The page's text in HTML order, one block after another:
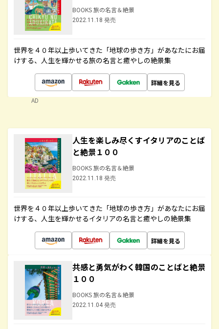
BOOKS 旅の名言＆絶景
2022.11.18 発売
世界を４０年以上歩いてきた「地球の歩き方」があなたにお届
けする、人生を輝かせる旅の名言と癒やしの絶景集
詳細を見る
AD
人生を楽しみ尽くすイタリアのことば
と絶景１００
BOOKS 旅の名言＆絶景
2022.11.18 発売
世界を４０年以上歩いてきた「地球の歩き方」があなたにお届
けする、人生を輝かせるイタリアの名言と癒やしの絶景集
詳細を見る
共感と勇気がわく韓国のことばと絶景
１００
BOOKS 旅の名言＆絶景
2022.11.04 発売